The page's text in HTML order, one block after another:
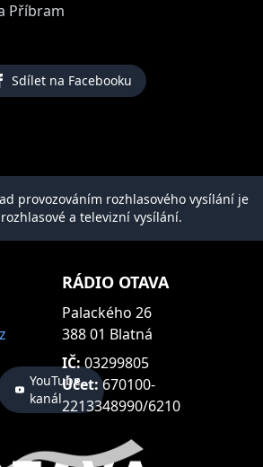
Příbram
Sdílet na Facebooku
provozováním rozhlasového vysílání je
a televizní vysílání.
YouTube
kanál
RÁDIO OTAVA
Palackého 26
388 01 Blatná
IČ:03299805
Účet:670100-
2213348990/6210